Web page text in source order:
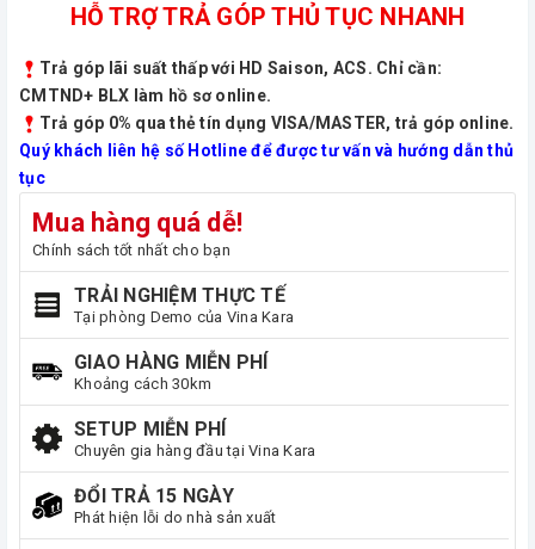
HỖ TRỢ TRẢ GÓP THỦ TỤC NHANH
Trả góp lãi suất thấp với HD Saison, ACS. Chỉ cần:
CMTND+ BLX làm hồ sơ online.
Trả góp 0% qua thẻ tín dụng VISA/MASTER, trả góp online.
Quý khách liên hệ số Hotline để được tư vấn và hướng dẫn thủ
tục
Mua hàng quá dễ!
Chính sách tốt nhất cho bạn
TRẢI NGHIỆM THỰC TẾ
Tại phòng Demo của Vina Kara
GIAO HÀNG MIỄN PHÍ
Khoảng cách 30km
SETUP MIỄN PHÍ
Chuyên gia hàng đầu tại Vina Kara
ĐỔI TRẢ 15 NGÀY
Phát hiện lỗi do nhà sản xuất